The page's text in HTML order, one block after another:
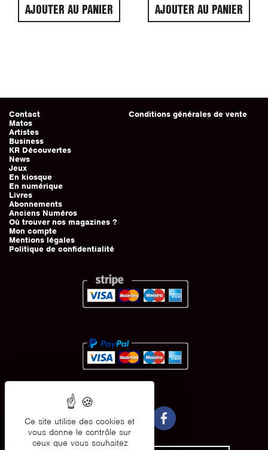
AJOUTER AU PANIER AJOUTER AU PANIER
Contact
Matos
Artistes
Business
KR Découvertes
News
Jeux
En kiosque
En numérique
Livres
Abonnements
Anciens Numéros
Où trouver nos magazines ?
Mon compte
Mentions légales
Politique de confidentialité
Conditions générales de vente
Ce site utilise des cookies et
vous donne le contrôle sur
ceux que vous souhaitez